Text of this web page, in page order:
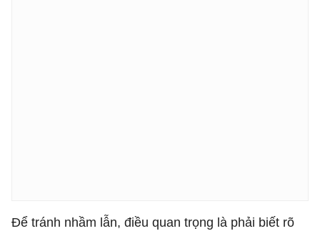
Để tránh nhầm lẫn, điều quan trọng là phải biết rõ